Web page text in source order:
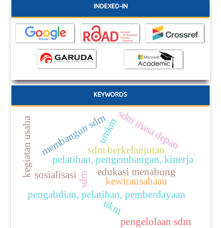
INDEXED-IN
KEYWORDS
pengabdian, pelatihan, pemberdayaan
sdm
pelatihan, pengembangan, kinerja
kewirausahaan
sdm berkelanjutan
sdm masa depan
membangun sdm
ukm
umkm
edukasi menabung
pengelolaan sdm
sosialisasi
kegiatan usaha